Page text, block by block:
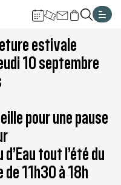
Aller
au
pied
plan
estivale
10 septembre
pour une pause
tout l’été du
11h30 à 18h